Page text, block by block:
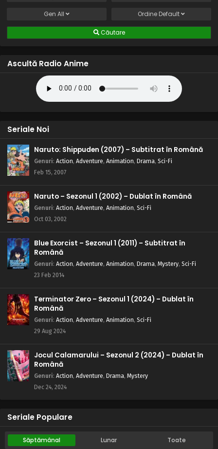
Gen All Ordine Default
Căutare
Ascultă Radio Anime
Seriale Noi
Naruto: Shippuden (2007) – Subtitrat în Română
Genuri: Action, Adventure, Animation, Drama, Sci-Fi
Feb 15, 2007
Naruto – Sezonul 1 (2002) – Dublat în Română
Genuri: Action, Adventure, Animation, Sci-Fi
Oct 03, 2002
Blue Exorcist – Sezonul 1 (2011) – Subtitrat în
Română
Genuri: Action, Adventure, Animation, Drama, Mystery, Sci-Fi
23 Feb 2014
Terminator Zero – Sezonul 1 (2024) – Dublat în
Română
Genuri: Action, Adventure, Animation, Sci-Fi
29 Aug 2024
Jocul Calamarului – Sezonul 2 (2024) – Dublat în
Română
Genuri: Action, Adventure, Drama, Mystery
Dec 24, 2024
Seriale Populare
Săptămânal Lunar Toate